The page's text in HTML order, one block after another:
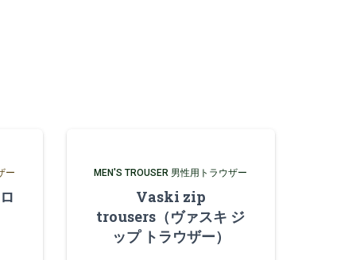
ー MEN'S TROUSER 男性用トラウザー
Vaski zip
trousers（ヴァスキ ジ
ップ トラウザー）